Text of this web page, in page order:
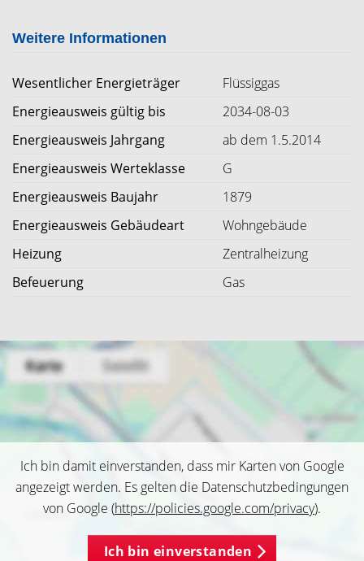
Weitere Informationen
Wesentlicher Energieträger
Flüssiggas
Energieausweis gültig bis
2034-08-03
Energieausweis Jahrgang
ab dem 1.5.2014
Energieausweis Werteklasse
G
Energieausweis Baujahr
1879
Energieausweis Gebäudeart
Wohngebäude
Heizung
Zentralheizung
Befeuerung
Gas
Ich bin damit einverstanden, dass mir Karten von Google
angezeigt werden. Es gelten die Datenschutzbedingungen
von Google (https://policies.google.com/privacy).
Ich bin einverstanden